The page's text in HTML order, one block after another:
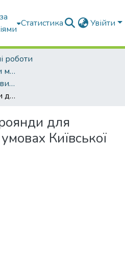
Статистика Увійти
роботи
Кваліфікаційні роботи магістрів
ОПП "Садівництво та виноградарство"
Оцінка сортів троянди для вирощування в умовах Київської області
для
Київської